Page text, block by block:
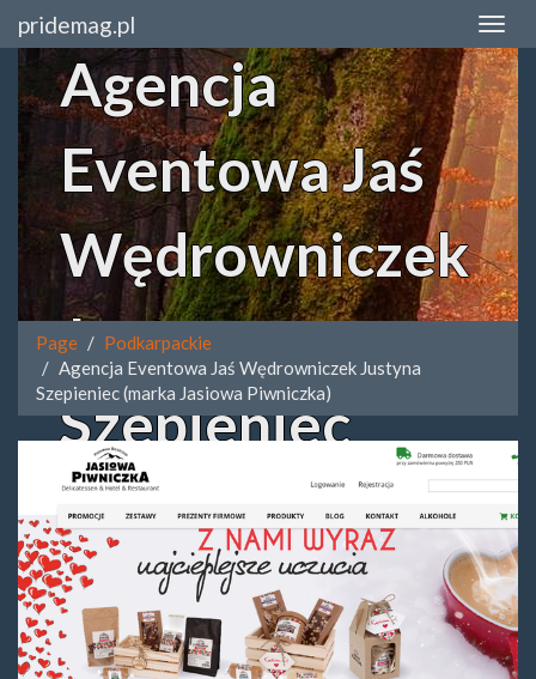
pridemag.pl
Agencja
Eventowa Jaś
Wędrowniczek
Justyna
Szepieniec
(marka Jasiowa
Piwniczka)
Page
Podkarpackie
Agencja Eventowa Jaś Wędrowniczek Justyna
Szepieniec (marka Jasiowa Piwniczka)